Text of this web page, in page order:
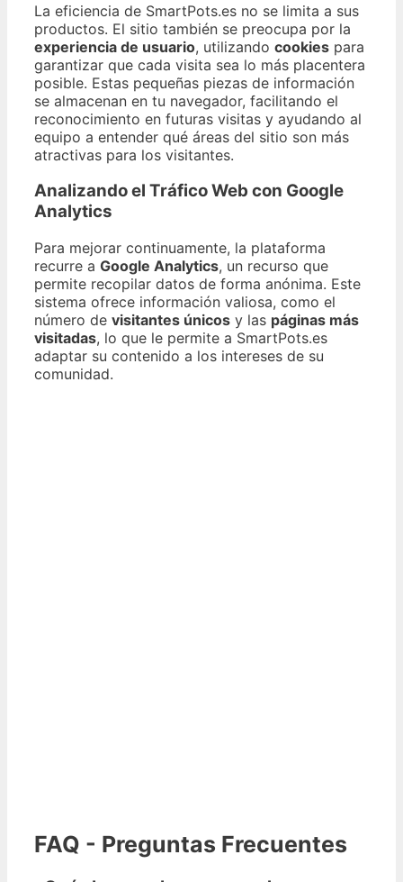
La eficiencia de SmartPots.es no se limita a sus
productos. El sitio también se preocupa por la
experiencia de usuario, utilizando cookies para
garantizar que cada visita sea lo más placentera
posible. Estas pequeñas piezas de información
se almacenan en tu navegador, facilitando el
reconocimiento en futuras visitas y ayudando al
equipo a entender qué áreas del sitio son más
atractivas para los visitantes.
Analizando el Tráfico Web con Google
Analytics
Para mejorar continuamente, la plataforma
recurre a Google Analytics, un recurso que
permite recopilar datos de forma anónima. Este
sistema ofrece información valiosa, como el
número de visitantes únicos y las páginas más
visitadas, lo que le permite a SmartPots.es
adaptar su contenido a los intereses de su
comunidad.
FAQ - Preguntas Frecuentes